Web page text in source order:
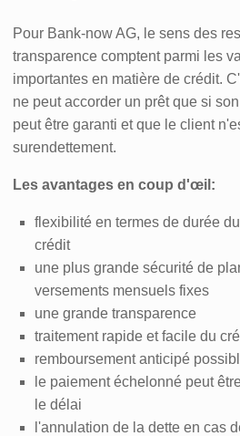
Pour Bank-now AG, le sens des
transparence comptent parmi les
importantes en matière de crédit.
ne peut accorder un prêt que si
peut être garanti et que le client
surendettement.
Les avantages en coup d'œil:
flexibilité en termes de durée
crédit
une plus grande sécurité de
versements mensuels fixes
une grande transparence
traitement rapide et facile du
remboursement anticipé
le paiement échelonné peut
le délai
l'annulation de la dette en cas